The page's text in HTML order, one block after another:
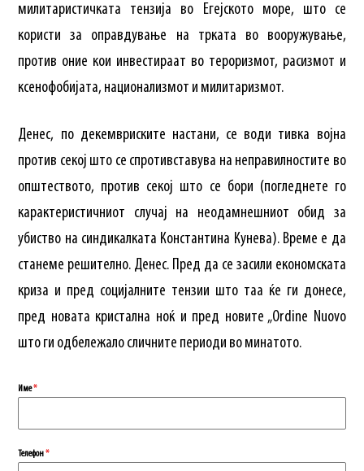
милитаристичката тензија во Егејското море, што се
користи за оправдување на трката во вооружување,
против оние кои инвестираат во тероризмот, расизмот и
ксенофобијата, национализмот и милитаризмот.
Денес, по декемвриските настани, се води тивка војна
против секој што се спротивставува на неправилностите во
општеството, против секој што се бори (погледнете го
карактеристичниот случај на неодамнешниот обид за
убиство на синдикалката Константина Кунева). Време е да
станеме решително. Денес. Пред да се засили економската
криза и пред социјалните тензии што таа ќе ги донесе,
пред новата кристална ноќ и пред новите „Ordine Nuovo
што ги одбележало сличните периоди во минатото.
Име*
Телефон*